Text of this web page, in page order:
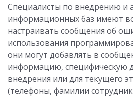
Специалисты по внедрению и
информационных баз имеют
настраивать сообщения об
использования
они могут добавлять в
информацию, специфическую
внедрения или для текущего
(телефоны, фамилии